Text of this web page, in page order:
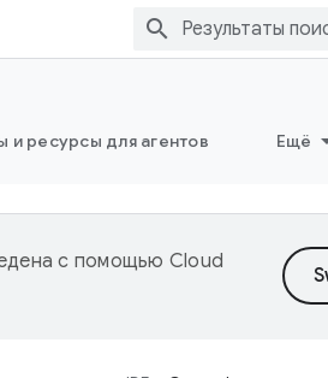
и ресурсы для агентов Ещё
с помощью Cloud